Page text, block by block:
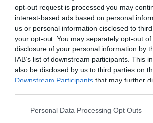
opt-out request is processed you may
interest-based ads based on personal
us or personal information disclosed to
your opt-out. You may separately opt-out
disclosure of your personal information by
IAB’s list of downstream participants. This
also be disclosed by us to third parties on
Downstream Participants that may further
Personal Data Processing Opt Outs
Capacita Jovem de Poiares